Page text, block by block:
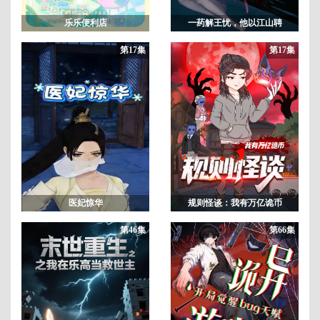
乐乐便利店 一药解王忧，他以江山聘
第17集
医妃惊华
第17集
规则怪谈：我有万亿诡币
第46集 第66集